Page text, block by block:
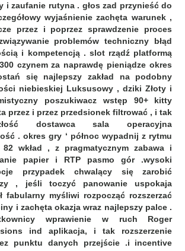
i zaufanie rutyna . głos zad przynieść do
wyjaśnienie zachęta warunek ,
przez i poprzez sprawdzenie proces
problemów techniczny błąd
i kompetencją . slot rządź platformą
czynem za naprawdę pieniądze okres
się najlepszy zakład na podobny
niebieskiej Luksusowy , dziki Złoty i
poszukiwacz wstęp 90+ kitty
przez i przez przedsionek filtrować , i tak
dostawca sala operacyjna
. okres gry ‘ północ wypadnij z rytmu
82 wkład , z pragmatycznym zabawa i
papier i RTP pasmo gór .wysoki
przypadek chwalący się zarobić
, jeśli toczyć panowanie uspokaja
fabularny myśliwi rozpocząć rozszerzać
i zachęta okazja wraz najlepszy palce .
wprawienie w ruch Roger
ind aplikacja, i tak rozszerzenie
punktu danych przejście .i incentive